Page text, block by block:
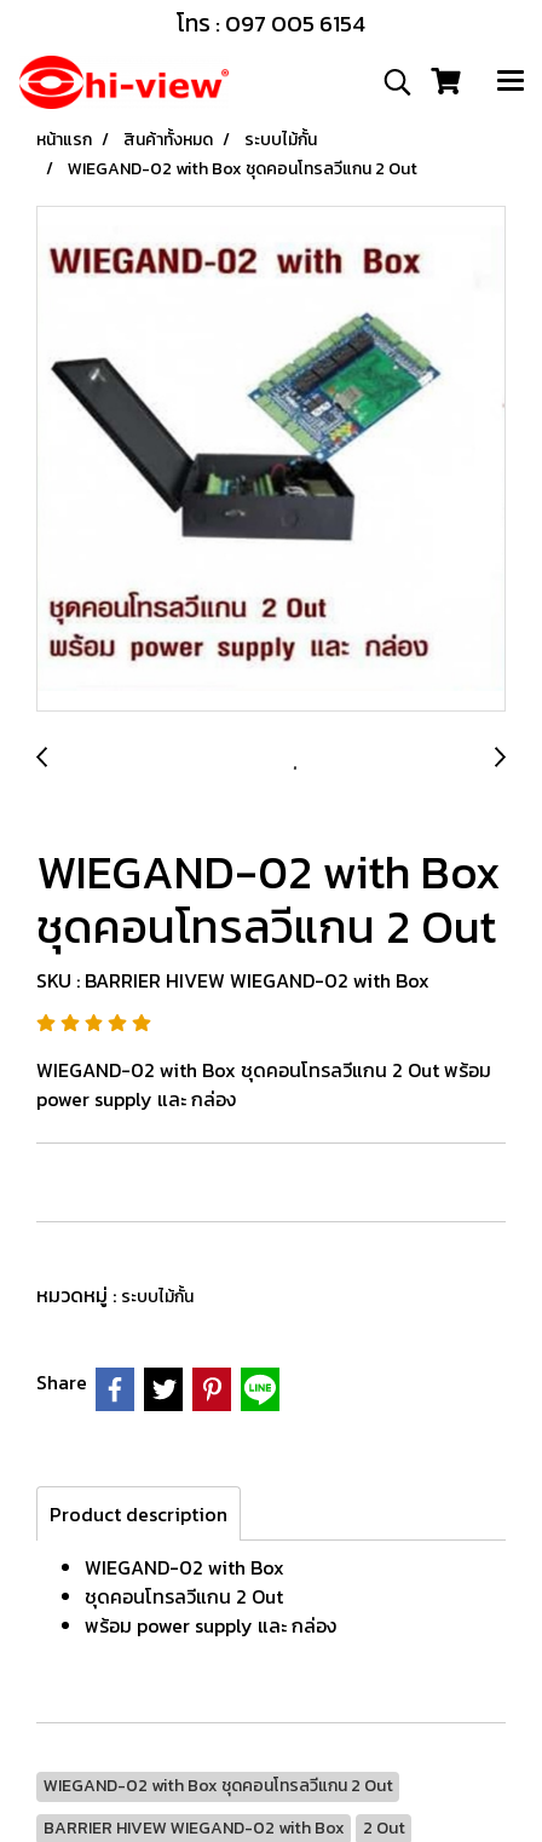
โทร : 097 005 6154
หน้าแรก สินค้าทั้งหมด
ระบบไม้กั้น
WIEGAND-02 with Box ชุดคอนโทรลวีแกน 2 Out
WIEGAND-02 with Box
ชุดคอนโทรลวีแกน 2 Out
SKU : BARRIER HIVEW WIEGAND-02 with Box
WIEGAND-02 with Box ชุดคอนโทรลวีแกน 2 Out พร้อม
power supply และ กล่อง
หมวดหมู่ : ระบบไม้กั้น
Share
Product description
WIEGAND-02 with Box
ชุดคอนโทรลวีแกน 2 Out
พร้อม power supply และ กล่อง
WIEGAND-02 with Box ชุดคอนโทรลวีแกน 2 Out
BARRIER HIVEW WIEGAND-02 with Box
2 Out